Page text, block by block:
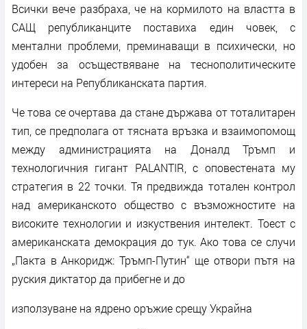
Всички вече разбраха, че на кормилото на властта в
САЩ републиканците поставиха един човек, с
ментални проблеми, преминаващи в психически, но
удобен за осъществяване на теснополитическите
интереси на Републиканската партия.
Че това се очертава да стане държава от тоталитарен
тип, се предполага от тясната връзка и взаимопомощ
между администрацията на Доналд Тръмп и
технологичния гигант PALANTIR, с оповестената му
стратегия в 22 точки. Тя предвижда тотален контрол
над американското общество с възможностите на
високите технологии и изкуствения интелект. Тоест с
американската демокрация до тук. Ако това се случи
„Пакта в Анкоридж: Тръмп-Путин“ ще отвори пътя на
руския диктатор да прибегне и до
използуване на ядрено оръжие срещу Украйна